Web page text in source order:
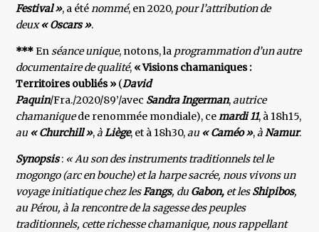
Festival », a éténommé, en 2020, pour l’attribution de
deux« Oscars ».
***Enséance unique, notons, la programmation d’un autre
documentaire de qualité, « Visions chamaniques :
Territoires oubliés » (David
Paquin/Fra./2020/89’/avec Sandra Ingerman,autrice
chamaniquede renommée mondiale), cemardi 11, à 18h15,
au« Churchill »,àLiège, et à 18h30,au « Caméo »,àNamur.
Synopsis: « Au son des instruments traditionnels tel le
mogongo (arc en bouche) et la harpe sacrée, nous vivons un
voyage initiatique chez lesFangs, duGabon, et lesShipibos,
au Pérou, à la rencontre de la sagesse des peuples
traditionnels, cette richesse chamanique, nous rappellant